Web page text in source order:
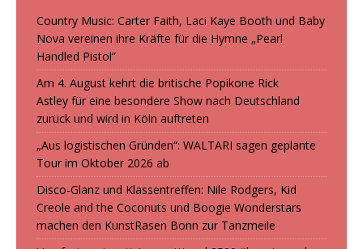
Country Music: Carter Faith, Laci Kaye Booth und Baby
Nova vereinen ihre Kräfte für die Hymne „Pearl
Handled Pistol“
Am 4. August kehrt die britische Popikone Rick
Astley für eine besondere Show nach Deutschland
zurück und wird in Köln auftreten
„Aus logistischen Gründen“: WALTARI sagen geplante
Tour im Oktober 2026 ab
Disco-Glanz und Klassentreffen: Nile Rodgers, Kid
Creole and the Coconuts und Boogie Wonderstars
machen den KunstRasen Bonn zur Tanzmeile